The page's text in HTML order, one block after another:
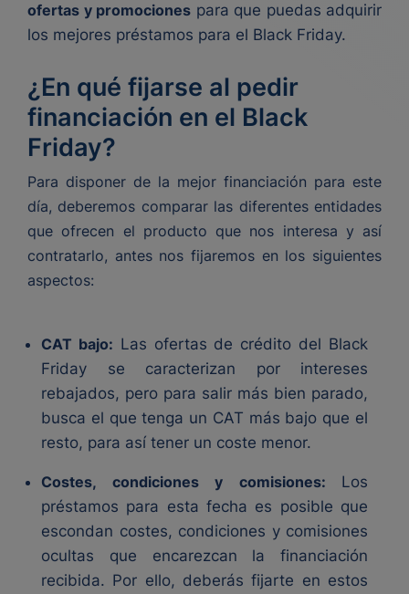
ofertas y promociones para que puedas adquirir
los mejores préstamos para el Black Friday.
¿En qué fijarse al pedir
financiación en el Black
Friday?
Para disponer de la mejor financiación para este
día, deberemos comparar las diferentes entidades
que ofrecen el producto que nos interesa y así
contratarlo, antes nos fijaremos en los siguientes
aspectos:
CAT bajo: Las ofertas de crédito del Black
Friday se caracterizan por intereses
rebajados, pero para salir más bien parado,
busca el que tenga un CAT más bajo que el
resto, para así tener un coste menor.
Costes, condiciones y comisiones: Los
préstamos para esta fecha es posible que
escondan costes, condiciones y comisiones
ocultas que encarezcan la financiación
recibida. Por ello, deberás fijarte en estos